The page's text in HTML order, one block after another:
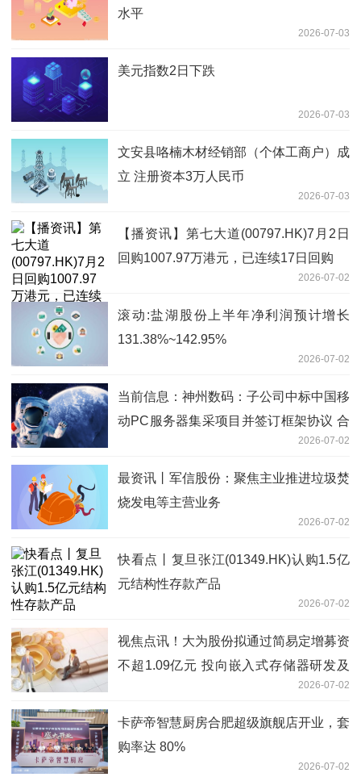
水平
2026-07-03
美元指数2日下跌
2026-07-03
文安县咯楠木材经销部（个体工商户）成
立 注册资本3万人民币
2026-07-03
【播资讯】第七大道(00797.HK)7月2日
回购1007.97万港元，已连续17日回购
2026-07-02
滚动:盐湖股份上半年净利润预计增长
131.38%~142.95%
2026-07-02
当前信息：神州数码：子公司中标中国移
动PC服务器集采项目并签订框架协议 合
2026-07-02
最资讯丨军信股份：聚焦主业推进垃圾焚
烧发电等主营业务
2026-07-02
快看点丨复旦张江(01349.HK)认购1.5亿
元结构性存款产品
2026-07-02
视焦点讯！大为股份拟通过简易定增募资
不超1.09亿元 投向嵌入式存储器研发及
2026-07-02
卡萨帝智慧厨房合肥超级旗舰店开业，套
购率达 80%
2026-07-02